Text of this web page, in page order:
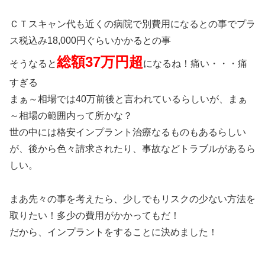
ＣＴスキャン代も近くの病院で別費用になるとの事でプラ
ス税込み18,000円ぐらいかかるとの事
そうなると総額37万円超になるね！痛い・・・痛
すぎる
まぁ～相場では40万前後と言われているらしいが、まぁ
～相場の範囲内って所かな？
世の中には格安インプラント治療なるものもあるらしい
が、後から色々請求されたり、事故などトラブルがあるら
しい。
まあ先々の事を考えたら、少しでもリスクの少ない方法を
取りたい！多少の費用がかかってもだ！
だから、インプラントをすることに決めました！